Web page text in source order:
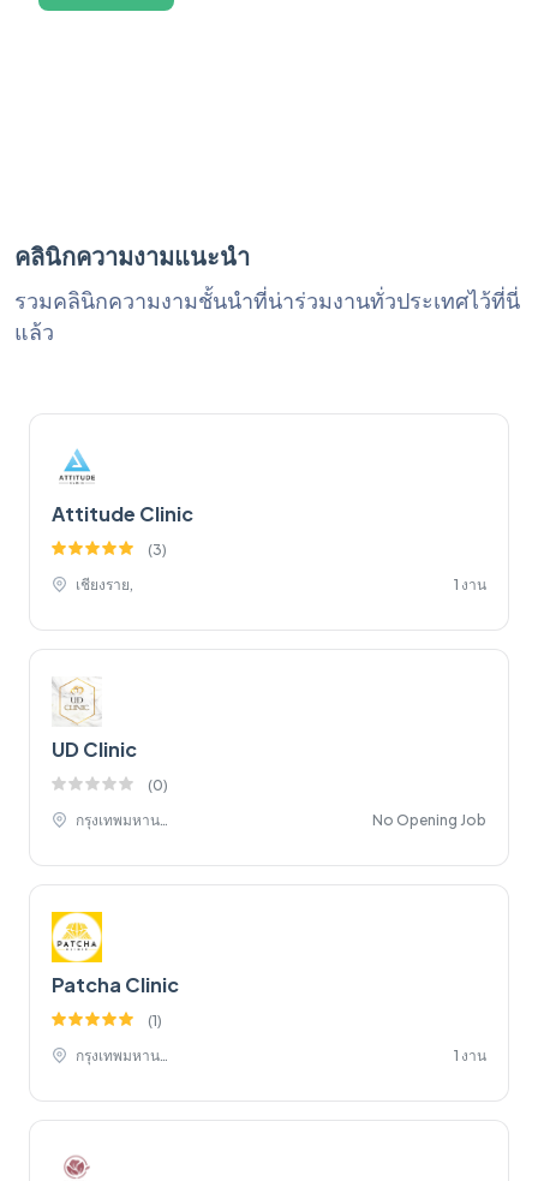
คลินิกความงามแนะนำ
รวมคลินิกความงามชั้นนำที่น่าร่วมงานทั่วประเทศไว้ที่นี่
แล้ว
Attitude Clinic
(3)
เชียงราย,
1 งาน
UD Clinic
(0)
No Opening Job
Patcha Clinic
(1)
1 งาน